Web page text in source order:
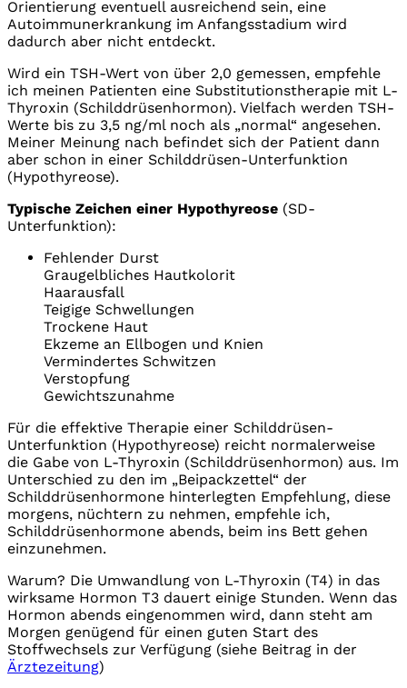
Orientierung eventuell ausreichend sein, eine
Autoimmunerkrankung im Anfangsstadium wird
dadurch aber nicht entdeckt.
Wird ein TSH-Wert von über 2,0 gemessen, empfehle
ich meinen Patienten eine Substitutionstherapie mit L-
Thyroxin (Schilddrüsenhormon). Vielfach werden TSH-
Werte bis zu 3,5 ng/ml noch als „normal“ angesehen.
Meiner Meinung nach befindet sich der Patient dann
aber schon in einer Schilddrüsen-Unterfunktion
(Hypothyreose).
Typische Zeichen einer Hypothyreose (SD-
Unterfunktion):
Fehlender Durst
Graugelbliches Hautkolorit
Haarausfall
Teigige Schwellungen
Trockene Haut
Ekzeme an Ellbogen und Knien
Vermindertes Schwitzen
Verstopfung
Gewichtszunahme
Für die effektive Therapie einer Schilddrüsen-
Unterfunktion (Hypothyreose) reicht normalerweise
die Gabe von L-Thyroxin (Schilddrüsenhormon) aus. Im
Unterschied zu den im „Beipackzettel“ der
Schilddrüsenhormone hinterlegten Empfehlung, diese
morgens, nüchtern zu nehmen, empfehle ich,
Schilddrüsenhormone abends, beim ins Bett gehen
einzunehmen.
Warum? Die Umwandlung von L-Thyroxin (T4) in das
wirksame Hormon T3 dauert einige Stunden. Wenn das
Hormon abends eingenommen wird, dann steht am
Morgen genügend für einen guten Start des
Stoffwechsels zur Verfügung (siehe Beitrag in der
Ärztezeitung)